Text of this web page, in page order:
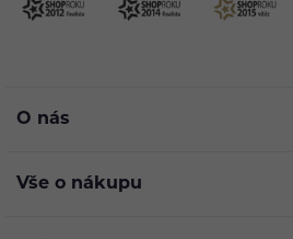
O nás
Vše o nákupu